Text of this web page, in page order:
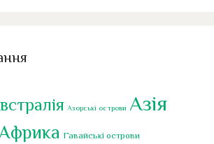
Азорські острови Азія
Гавайські острови